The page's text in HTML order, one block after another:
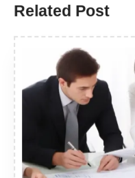
Related Post